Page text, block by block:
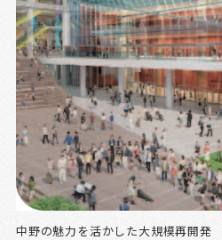
中野の魅力を活かした大規模再開発